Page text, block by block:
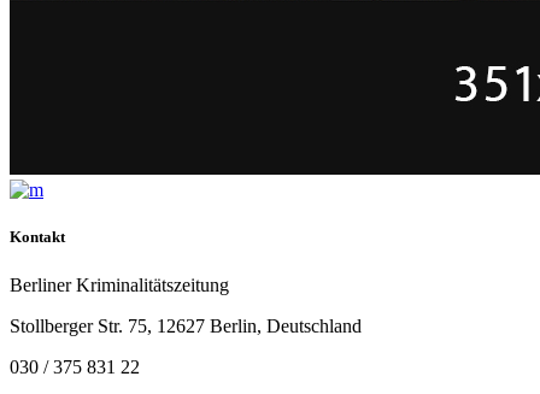
Kontakt
Berliner Kriminalitätszeitung
Stollberger Str. 75, 12627 Berlin, Deutschland
030 / 375 831 22